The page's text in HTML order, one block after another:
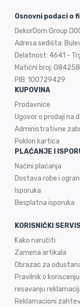
Osnovni podaci o
DekorDom Group
Adresa sedišta:
Delatnost: 4641 -
Matični broj:
PIB: 100729429
KUPOVINA
Prodavnice
Ugovor o prodaji na
Administrativne
Poklon kartica
PLAĆANJE I
Načini plaćanja
Dostava robe i
Isporuka
Besplatna isporuka
KORISNIČKI
Kako naručiti
Zamena artikala
Obrazac za
Pravilnik o
resavanju
Reklamacioni